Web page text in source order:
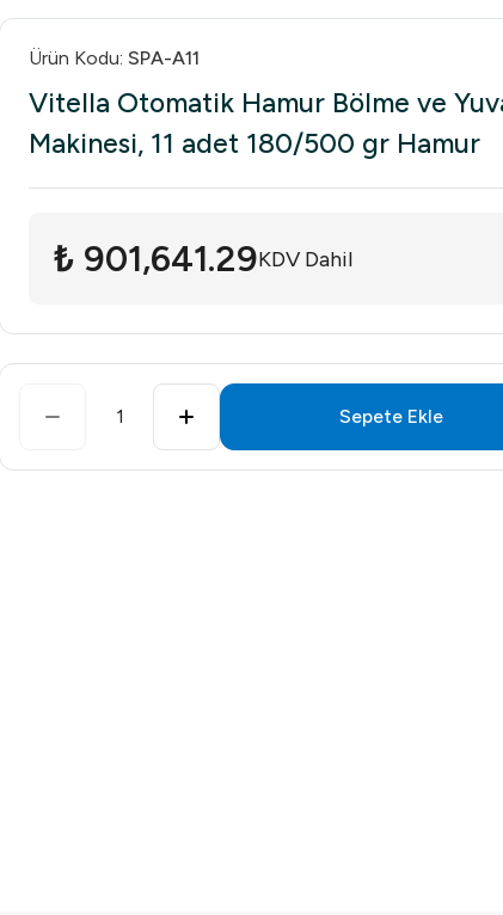
Ürün Kodu: SPA-A11
Vitella Otomatik Hamur Bölme ve
Makinesi, 11 adet 180/500 gr Hamur
₺ 901,641.29KDV Dahil
1 Sepete Ekle